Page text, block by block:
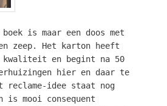
is maar een doos met
zeep. Het karton heeft
kwaliteit en begint na 50
hier en daar te
reclame-idee staat nog
is mooi consequent